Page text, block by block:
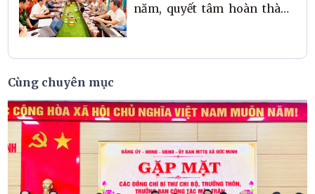
năm, quyết tâm hoàn thành
Cùng chuyên mục